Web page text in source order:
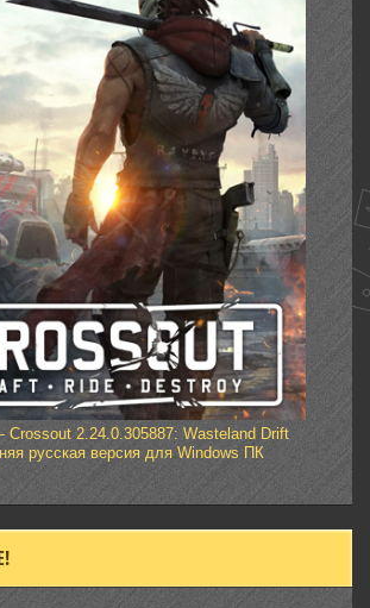
Crossout 2.24.0.305887: Wasteland Drift
русская версия для Windows ПК